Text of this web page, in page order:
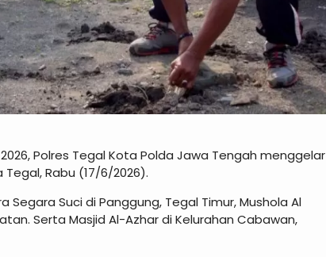
Polres Tegal Kota Polda Jawa Tengah menggelar
Rabu (17/6/2026).
Suci di Panggung, Tegal Timur, Mushola Al
Serta Masjid Al-Azhar di Kelurahan Cabawan,